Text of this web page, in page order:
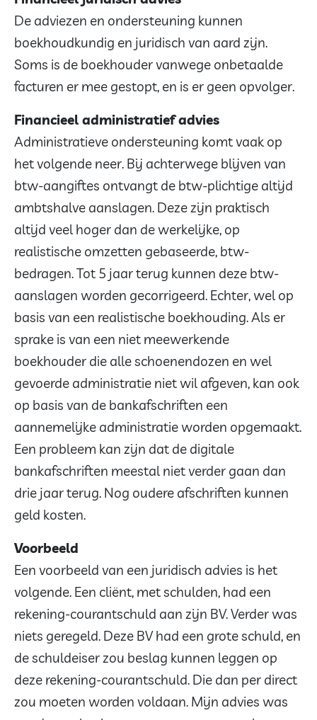
De adviezen en ondersteuning kunnen
boekhoudkundig en juridisch van aard zijn.
Soms is de boekhouder vanwege onbetaalde
facturen er mee gestopt, en is er geen opvolger.
Financieel administratief advies
Administratieve ondersteuning komt vaak op
het volgende neer. Bij achterwege blijven van
btw-aangiftes ontvangt de btw-plichtige altijd
ambtshalve aanslagen. Deze zijn praktisch
altijd veel hoger dan de werkelijke, op
realistische omzetten gebaseerde, btw-
bedragen. Tot 5 jaar terug kunnen deze btw-
aanslagen worden gecorrigeerd. Echter, wel op
basis van een realistische boekhouding. Als er
sprake is van een niet meewerkende
boekhouder die alle schoenendozen en wel
gevoerde administratie niet wil afgeven, kan ook
op basis van de bankafschriften een
aannemelijke administratie worden opgemaakt.
Een probleem kan zijn dat de digitale
bankafschriften meestal niet verder gaan dan
drie jaar terug. Nog oudere afschriften kunnen
geld kosten.
Voorbeeld
Een voorbeeld van een juridisch advies is het
volgende. Een cliënt, met schulden, had een
rekening-courantschuld aan zijn BV. Verder was
niets geregeld. Deze BV had een grote schuld, en
de schuldeiser zou beslag kunnen leggen op
deze rekening-courantschuld. Die dan per direct
zou moeten worden voldaan. Mijn advies was